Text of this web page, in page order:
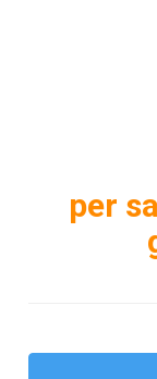
per